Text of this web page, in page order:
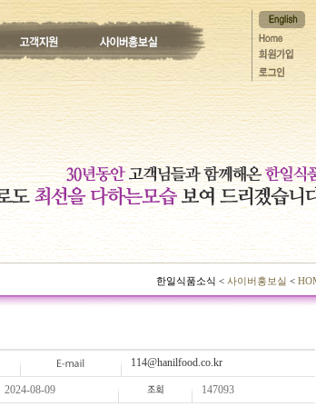
한일식품소식 < 사이버홍보실 <
114@hanilfood.co.kr
2024-08-09 147093